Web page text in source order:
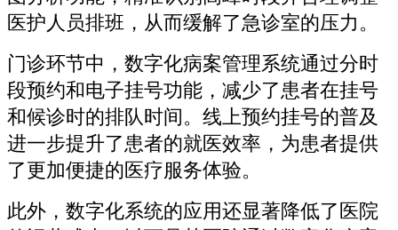
医护人员排班，从而缓解了急诊室的压力。
门诊环节中，数字化病案管理系统通过分时
段预约和电子挂号功能，减少了患者在挂号
和候诊时的排队时间。线上预约挂号的普及
进一步提升了患者的就医效率，为患者提供
了更加便捷的医疗服务体验。
此外，数字化系统的应用还显著降低了医院